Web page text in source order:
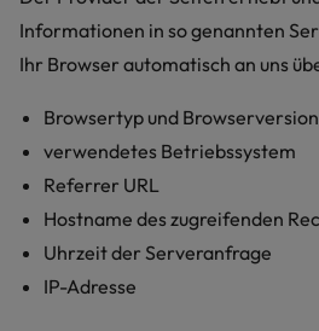
Informationen in so genannten
Ihr Browser automatisch an uns
Browsertyp und Browserversion
verwendetes Betriebssystem
Referrer URL
Hostname des zugreifenden
Uhrzeit der Serveranfrage
IP-Adresse